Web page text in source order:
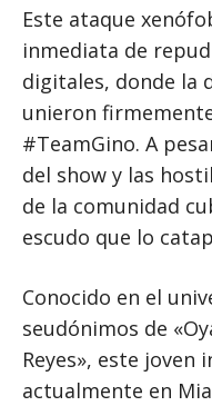
Este ataque
inmediata de
digitales, donde la
unieron
#TeamGino. A
del show y las
de la comunidad
escudo que lo
Conocido en el
seudónimos de
Reyes», este joven
actualmente en